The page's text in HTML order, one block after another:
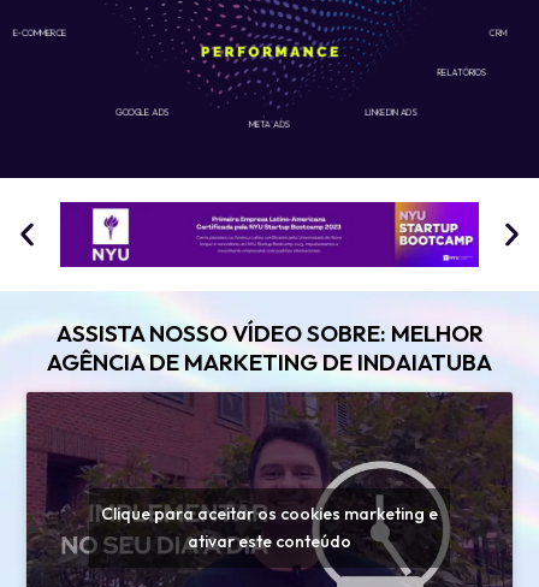
GOOGLE ADS LINKEDIN ADS
E-COMMERCE
META ADS
CRM
RELATÓRIOS
ASSISTA NOSSO VÍDEO SOBRE: MELHOR
AGÊNCIA DE MARKETING DE INDAIATUBA
Clique para aceitar os cookies marketing e
ativar este conteúdo